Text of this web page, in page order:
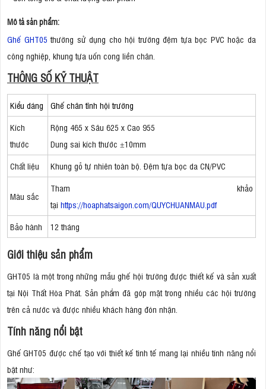
Mô tả sản phẩm:
Ghế GHT05 thường sử dụng cho hội trường đệm tựa bọc PVC hoặc da
công nghiệp, khung tựa uốn cong liền chân.
THÔNG SỐ KỸ THUẬT
Kiểu dáng
Ghế chân tĩnh hội trường
Kích
thước
Rộng 465 x Sâu 625 x Cao 955
Dung sai kích thước ±10mm
Chất liệu
Khung gỗ tự nhiên toàn bộ. Đệm tựa bọc da CN/PVC
Màu sắc
Tham khảo
tại https://hoaphatsaigon.com/QUYCHUANMAU.pdf
Bảo hành
12 tháng
Giới thiệu sản phẩm
GHT05 là một trong những mẫu ghế hội trường được thiết kế và sản xuất
tại Nội Thất Hòa Phát. Sản phẩm đã góp mặt trong nhiều các hội trường
trên cả nước và được nhiều khách hàng đón nhận.
Tính năng nổi bật
Ghế GHT05 được chế tạo với thiết kế tinh tế mang lại nhiều tính năng nổi
bật như: